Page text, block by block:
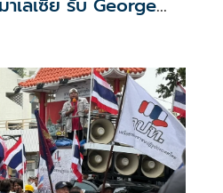
เลเซีย รับ George